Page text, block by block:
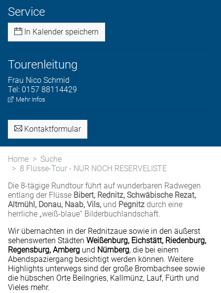
Service
In Kalender speichern
Tourenleitung
Frau Nico Schmid
Tel: 0157 88114429
Mehr Infos
Kontaktformular
Home
Suche
8 Flüsse-Tour - NUR NOCH RESERVELISTE
Die 8-tägige Rundtour führt auf wunderbaren Radwegen
entlang der Flüsse Bibert, Rednitz, Schwäbische Rezat,
Altmühl, Donau, Naab, Vils, und Pegnitz durch eine
herrliche „weiß-blaue“ Bilderbuchlandschaft.
Wir übernachten in der Rednitzaue sowie in den äußerst
sehenswerten Städten Weißenburg, Eichstätt, Riedenburg,
Regensburg, Amberg und Nürnberg, die bei einem
Abendspaziergang besichtigt werden können. Weitere
Highlights unterwegs sind der große Brombachsee sowie
die hübschen Orte Beilngries, Kallmünz, Lauf, Fürth und
Vieles mehr.